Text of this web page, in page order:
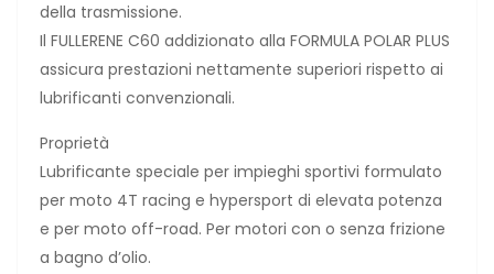
della trasmissione.
Il FULLERENE C60 addizionato alla FORMULA POLAR PLUS
assicura prestazioni nettamente superiori rispetto ai
lubrificanti convenzionali.
Proprietà
Lubrificante speciale per impieghi sportivi formulato
per moto 4T racing e hypersport di elevata potenza
e per moto off-road. Per motori con o senza frizione
a bagno d’olio.